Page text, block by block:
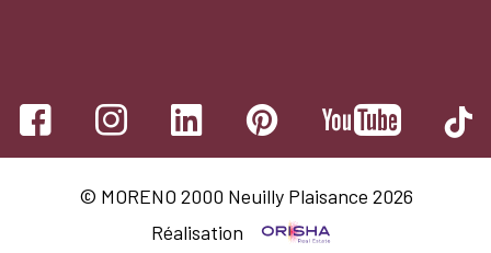
© MORENO 2000 Neuilly Plaisance 2026
Réalisation